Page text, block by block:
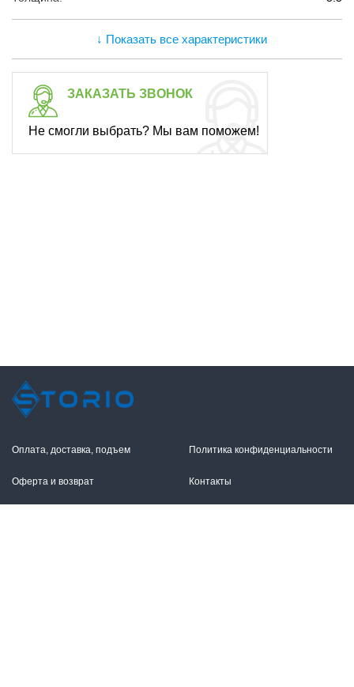
↓ Показать все характеристики
ЗАКАЗАТЬ ЗВОНОК
Не смогли выбрать? Мы вам поможем!
Оплата, доставка, подъем
Оферта и возврат
Политика конфиденциальности
Контакты